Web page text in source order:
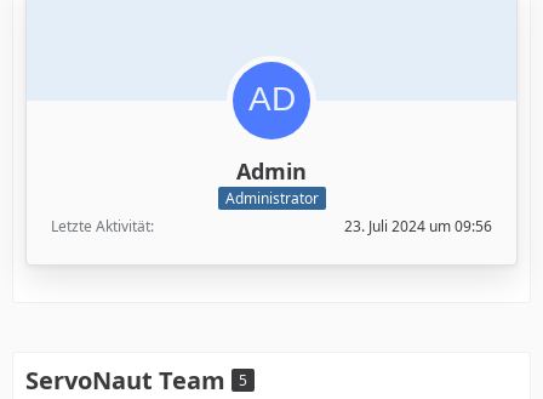
Admin
Administrator
Letzte Aktivität
23. Juli 2024 um 09:56
ServoNaut Team 5